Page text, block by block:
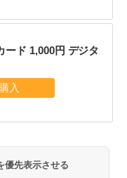
ド 1,000円 デジタ
優先表示させる